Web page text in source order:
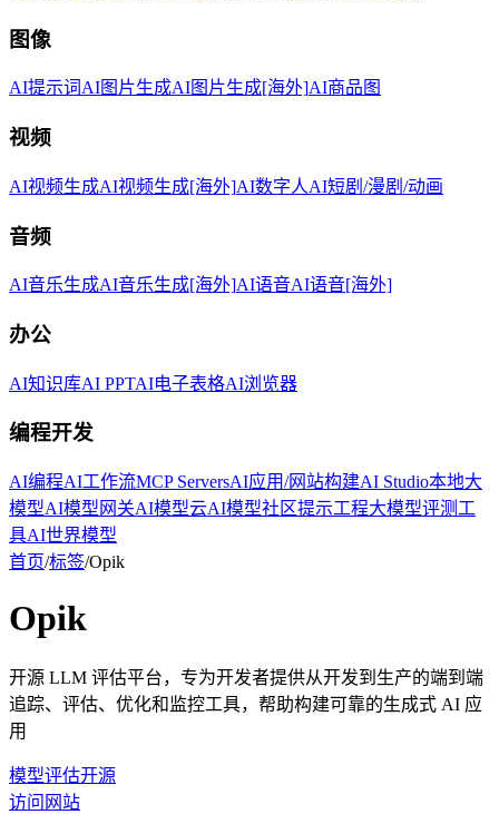
图像
AI提示词AI图片生成AI图片生成[海外]AI商品图
视频
AI视频生成AI视频生成[海外]AI数字人AI短剧/漫剧/动画
音频
AI音乐生成AI音乐生成[海外]AI语音AI语音[海外]
办公
AI知识库AI PPTAI电子表格AI浏览器
编程开发
AI编程AI工作流MCP ServersAI应用/网站构建AI Studio本地大
模型AI模型网关AI模型云AI模型社区提示工程大模型评测工
具AI世界模型
首页/标签/Opik
Opik
开源 LLM 评估平台，专为开发者提供从开发到生产的端到端
追踪、评估、优化和监控工具，帮助构建可靠的生成式 AI 应
用
模型评估开源
访问网站